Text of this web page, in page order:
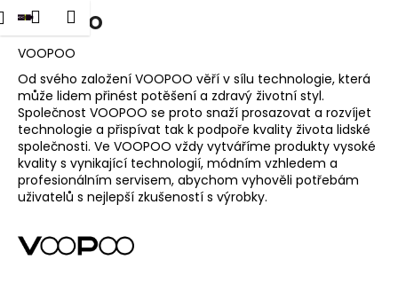
Přejít
na
obsah
Přihlášení
Nákupní
košík
Menu
VOOPOO
VOOPOO
Od svého založení VOOPOO věří v sílu technologie, která
může lidem přinést potěšení a zdravý životní styl.
Společnost VOOPOO se proto snaží prosazovat a rozvíjet
technologie a přispívat tak k podpoře kvality života lidské
společnosti. Ve VOOPOO vždy vytváříme produkty vysoké
kvality s vynikající technologií, módním vzhledem a
profesionálním servisem, abychom vyhověli potřebám
uživatelů s nejlepší zkušeností s výrobky.
K
o
C
o
p
o
t
e
b